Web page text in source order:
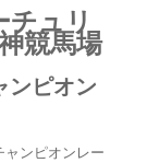
ュリ
競馬場
ンピオン
ンピオンレー